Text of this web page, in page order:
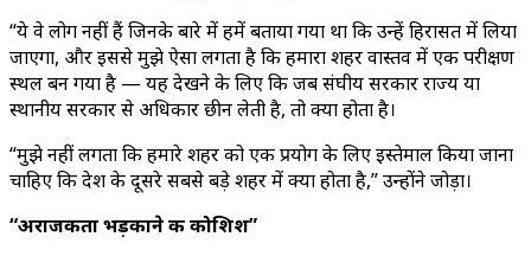
“ये वे लोग नहीं हैं जिनके बारे में हमें बताया गया था कि उन्हें हिरासत में लिया
जाएगा, और इससे मुझे ऐसा लगता है कि हमारा शहर वास्तव में एक परीक्षण
स्थल बन गया है — यह देखने के लिए कि जब संघीय सरकार राज्य या
स्थानीय सरकार से अधिकार छीन लेती है, तो क्या होता है।
“मुझे नहीं लगता कि हमारे शहर को एक प्रयोग के लिए इस्तेमाल किया जाना
चाहिए कि देश के दूसरे सबसे बड़े शहर में क्या होता है,” उन्होंने जोड़ा।
“अराजकता भड़काने की कोशिश”